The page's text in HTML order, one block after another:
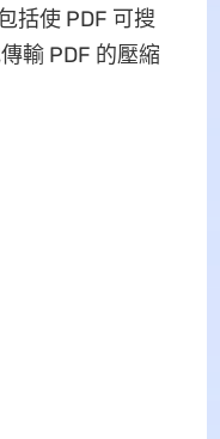
括使 PDF 可搜
輸 PDF 的壓縮